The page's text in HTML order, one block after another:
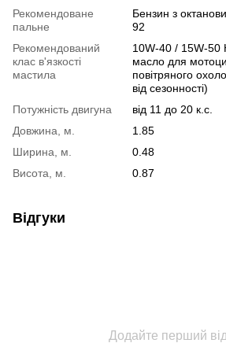
Рекомендоване
пальне
Бензин з
92
Рекомендований
клас в'язкості
мастила
10W-40 / 15W-50
масло для
повітряного
від сезонності)
Потужність двигуна
від 11 до 20 к.с.
Довжина, м.
1.85
Ширина, м.
0.48
Висота, м.
0.87
Відгуки
Додайте перший